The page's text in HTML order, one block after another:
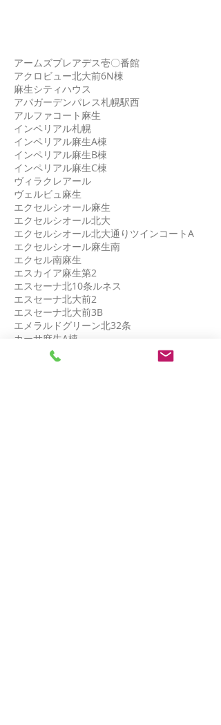
アームズプレアデス壱〇番館
アクロビュー北大前6N棟
麻生シティハウス
アパガーデンパレス札幌駅西
アルファコート麻生
インペリアル札幌
インペリアル麻生A棟
インペリアル麻生B棟
インペリアル麻生C棟
ヴィラクレアール
ヴェルビュ麻生
エクセルシオール麻生
エクセルシオール北大
エクセルシオール北大通りツインコートA
エクセルシオール麻生南
エクセル南麻生
エスカイア麻生第2
エスセーナ北10条ルネス
エスセーナ北大前2
エスセーナ北大前3B
エメラルドグリーン北32条
カーサ麻生A棟
カーサヴェール
カルム麻生